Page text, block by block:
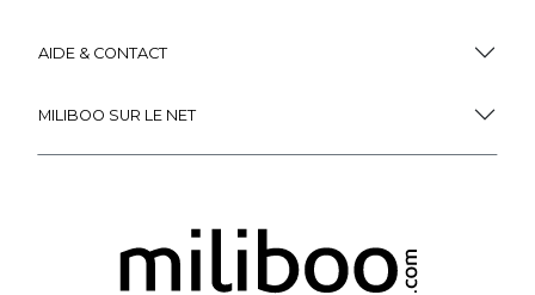
AIDE & CONTACT
MILIBOO SUR LE NET